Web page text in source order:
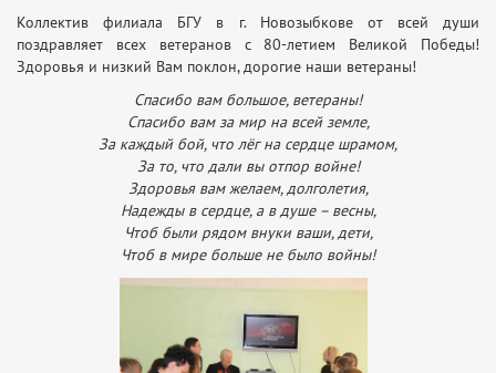
Коллектив филиала БГУ в г. Новозыбкове от всей души
поздравляет всех ветеранов с 80-летием Великой Победы!
Здоровья и низкий Вам поклон, дорогие наши ветераны!
Спасибо вам большое, ветераны!
Спасибо вам за мир на всей земле,
За каждый бой, что лёг на сердце шрамом,
За то, что дали вы отпор войне!
Здоровья вам желаем, долголетия,
Надежды в сердце, а в душе – весны,
Чтоб были рядом внуки ваши, дети,
Чтоб в мире больше не было войны!